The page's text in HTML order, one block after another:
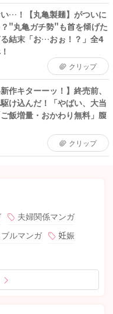
…！【丸亀製麺】がついに
"丸亀ガチ勢"も首を傾げた
結末「お…おぉ！？」全4
クリップ
作キターーッ！】終売前、
け込んだ！「やばい、大当
飯増量・おかわり無料」腹
クリップ
夫婦関係マンガ
ルマンガ
妊娠